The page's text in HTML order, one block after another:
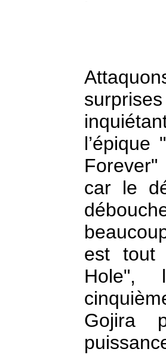
l’épique
car le
est tout
Hole",
Gojira